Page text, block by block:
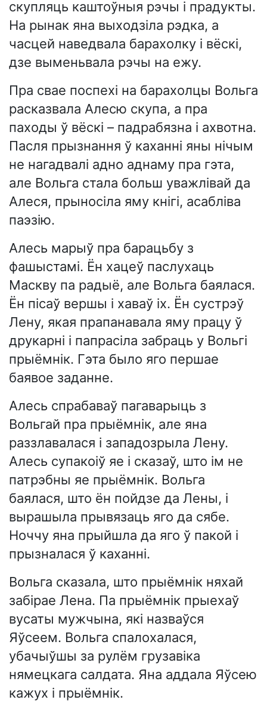
скупляць каштоўныя рэчы і прадукты.
На рынак яна выходзіла рэдка, а
часцей наведвала барахолку і вёскі,
дзе выменьвала рэчы на ежу.
Пра свае поспехі на барахолцы Вольга
расказвала Алесю скупа, а пра
паходы ў вёскі – падрабязна і ахвотна.
Пасля прызнання ў каханні яны нічым
не нагадвалі адно аднаму пра гэта,
але Вольга стала больш уважлівай да
Алеся, прыносіла яму кнігі, асабліва
паэзію.
Алесь марыў пра барацьбу з
фашыстамі. Ён хацеў паслухаць
Маскву па радыё, але Вольга баялася.
Ён пісаў вершы і хаваў іх. Ён сустрэў
Лену, якая прапанавала яму працу ў
друкарні і папрасіла забраць у Вольгі
прыёмнік. Гэта было яго першае
баявое заданне.
Алесь спрабаваў пагаварыць з
Вольгай пра прыёмнік, але яна
раззлавалася і западозрыла Лену.
Алесь супакоіў яе і сказаў, што ім не
патрэбны яе прыёмнік. Вольга
баялася, што ён пойдзе да Лены, і
вырашыла прывязаць яго да сябе.
Ноччу яна прыйшла да яго ў пакой і
прызналася ў каханні.
Вольга сказала, што прыёмнік няхай
забірае Лена. Па прыёмнік прыехаў
вусаты мужчына, які назваўся
Яўсеем. Вольга спалохалася,
убачыўшы за рулём грузавіка
нямецкага салдата. Яна аддала Яўсею
кажух і прыёмнік.